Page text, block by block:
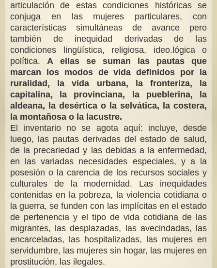
articulación de estas condiciones históricas se
conjuga en las mujeres particulares, con
características simultáneas de avance pero
también de inequidad derivadas de las
condiciones lingüística, religiosa, ideo.lógica o
política. A ellas se suman las pautas que
marcan los modos de vida definidos por la
ruralidad, la vida urbana, la fronteriza, la
capitalina, la provinciana, la pueblerina, la
aldeana, la desértica o la selvática, la costera,
la montañosa o la lacustre.
El inventario no se agota aquí: incluye, desde
luego, las pautas derivadas del estado de salud,
de la precariedad y las debidas a la enfermedad,
en las variadas necesidades especiales, y a la
posesión o la carencia de los recursos sociales y
culturales de la modernidad. Las inequidades
contenidas en la pobreza, la violencia cotidiana o
la guerra, se funden con las implícitas en el estado
de pertenencia y el tipo de vida cotidiana de las
migrantes, las desplazadas, las avecindadas, las
encarceladas, las hospitalizadas, las mujeres en
servidumbre, las mujeres sin hogar, las mujeres en
prostitución, las ilegales.